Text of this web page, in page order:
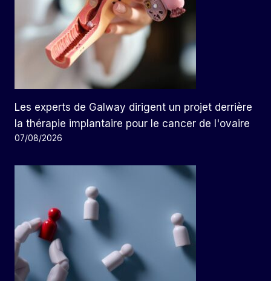
Les experts de Galway dirigent un projet derrière
la thérapie implantaire pour le cancer de l'ovaire
07/08/2026